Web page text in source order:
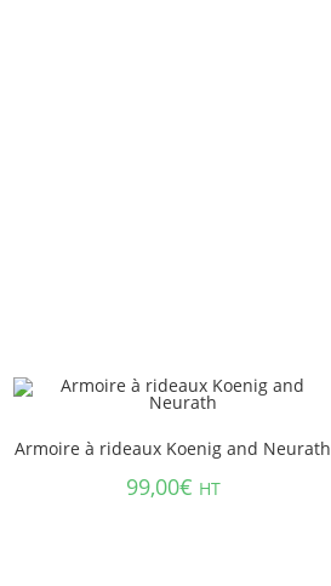
Armoire à rideaux Koenig and Neurath
99,00€ HT